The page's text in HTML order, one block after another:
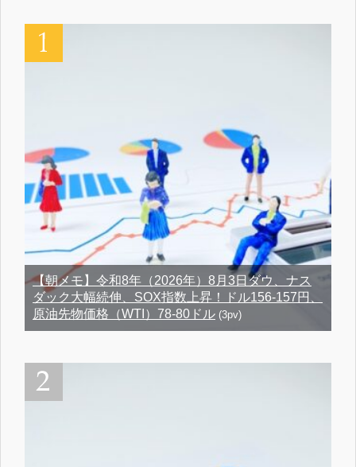
【朝メモ】令和8年（2026年）8月3日ダウ、ナス
ダック大幅続伸、SOX指数上昇！ドル156-157円、
原油先物価格（WTI）78-80ドル (3pv)